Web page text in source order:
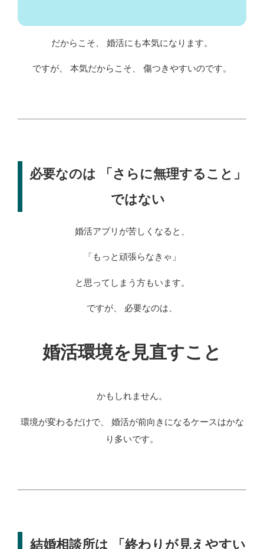
だからこそ、 婚活にも本気になります。
ですが、 本気だからこそ、 傷つきやすいのです。
必要なのは 「さらに無理すること」
ではない
婚活アプリが苦しくなると、
「もっと頑張らなきゃ」
と思ってしまう方もいます。
ですが、 必要なのは、
婚活環境を見直すこと
かもしれません。
環境が変わるだけで、 婚活が前向きになるケースはかな
り多いです。
結婚相談所は 「終わりが見えやすい